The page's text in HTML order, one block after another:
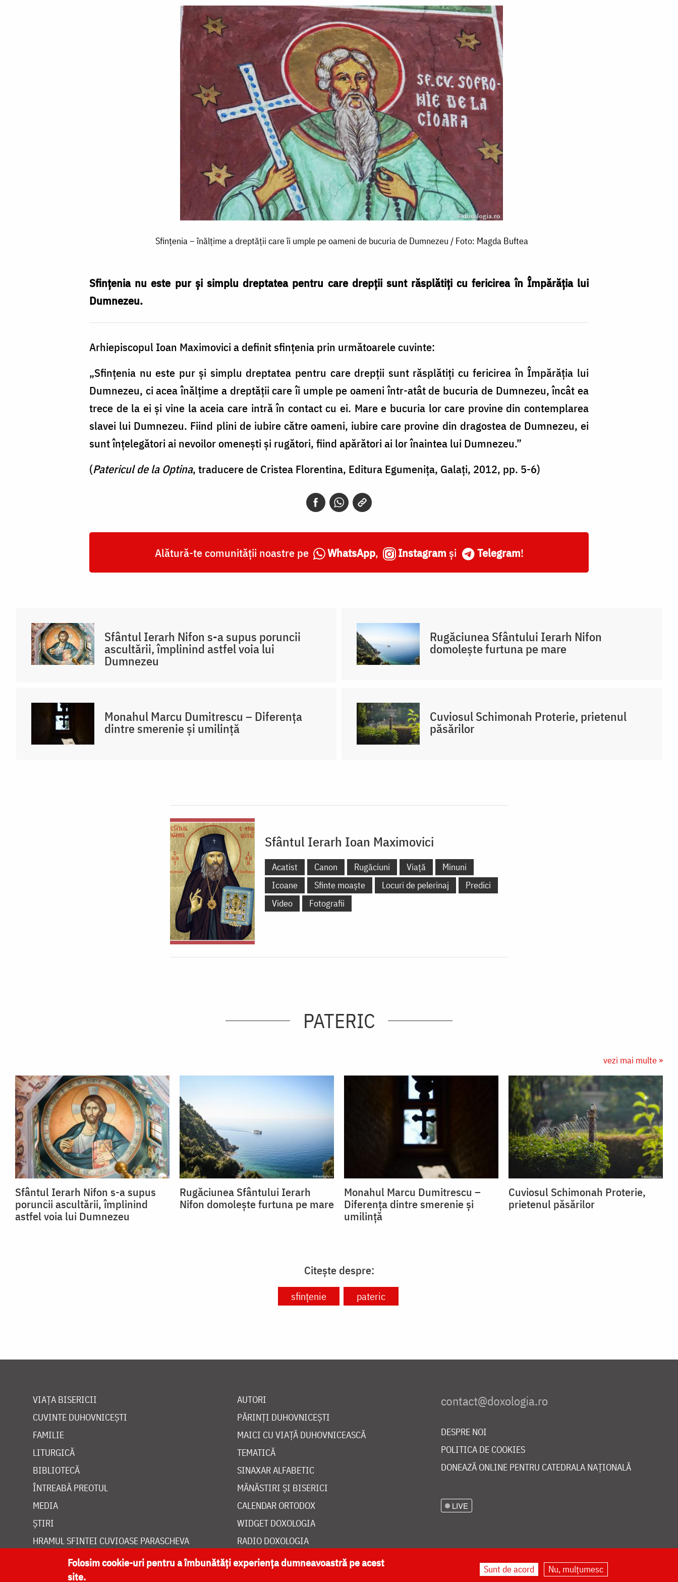
Sfințenia – înălțime a dreptății care îi umple pe oameni de bucuria de Dumnezeu / Foto: Magda Buftea
Sfințenia nu este pur și simplu dreptatea pentru care drepții sunt răsplătiți cu fericirea în Împărăția lui
Dumnezeu.
Arhiepiscopul Ioan Maximovici a definit sfinţenia prin următoarele cuvinte:
„Sfinţenia nu este pur şi simplu dreptatea pentru care drepţii sunt răsplătiţi cu fericirea în Împărăţia lui
Dumnezeu, ci acea înălţime a dreptăţii care îi umple pe oameni într-atât de bucuria de Dumnezeu, încât ea
trece de la ei şi vine la aceia care intră în contact cu ei. Mare e bucuria lor care provine din contemplarea
slavei lui Dumnezeu. Fiind plini de iubire către oameni, iubire care provine din dragostea de Dumnezeu, ei
sunt înţelegători ai nevoilor omeneşti şi rugători, fiind apărători ai lor înaintea lui Dumnezeu.”
(Patericul de la Optina, traducere de Cristea Florentina, Editura Egumenița, Galați, 2012, pp. 5-6)
Alătură-te comunității noastre pe WhatsApp, Instagram și Telegram!
Sfântul Ierarh Nifon s-a supus poruncii
ascultării, împlinind astfel voia lui
Dumnezeu
Rugăciunea Sfântului Ierarh Nifon
domolește furtuna pe mare
Monahul Marcu Dumitrescu – Diferența
dintre smerenie și umilință
Cuviosul Schimonah Proterie, prietenul
păsărilor
Sfântul Ierarh Ioan Maximovici
Acatist Canon Rugăciuni Viață
Minuni
Icoane
Sfinte moaște Locuri de pelerinaj
Predici
Video
Fotografii
PATERIC
vezi mai multe »
Sfântul Ierarh Nifon s-a supus
poruncii ascultării, împlinind
astfel voia lui Dumnezeu
Rugăciunea Sfântului Ierarh
Nifon domolește furtuna pe mare
Monahul Marcu Dumitrescu –
Diferența dintre smerenie și
umilință
Cuviosul Schimonah Proterie,
prietenul păsărilor
Citește despre:
sfințenie pateric
VIAȚA BISERICII
CUVINTE DUHOVNICEȘTI
FAMILIE
LITURGICĂ
BIBLIOTECĂ
ÎNTREABĂ PREOTUL
MEDIA
ȘTIRI
HRAMUL SFINTEI CUVIOASE PARASCHEVA
AUTORI
PĂRINȚI DUHOVNICEȘTI
MAICI CU VIAȚĂ DUHOVNICEASCĂ
TEMATICĂ
SINAXAR ALFABETIC
MĂNĂSTIRI ȘI BISERICI
CALENDAR ORTODOX
WIDGET DOXOLOGIA
RADIO DOXOLOGIA
DESPRE NOI
POLITICA DE COOKIES
DONEAZĂ ONLINE PENTRU CATEDRALA NAȚIONALĂ
LIVE
Folosim cookie-uri pentru a îmbunătăți experiența dumneavoastră pe acest
site.
Sunt de acord Nu, mulțumesc